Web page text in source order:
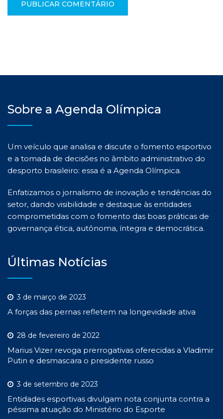
Sobre a Agenda Olímpica
Um veículo que analisa e discute o fomento esportivo
e a tomada de decisões no âmbito administrativo do
desporto brasileiro: essa é a Agenda Olímpica.
Enfatizamos o jornalismo de inovação e tendências do
setor, dando visibilidade e destaque às entidades
comprometidas com o fomento das boas práticas de
governança ética, autônoma, íntegra e democrática.
Últimas Notícias
3 de março de 2023
A forças das pernas refletem na longevidade ativa
28 de fevereiro de 2022
Marius Vizer revoga prerrogativas oferecidas a Vladimir
Putin e desmascara o presidente russo
3 de setembro de 2023
Entidades esportivas divulgam nota conjunta contra a
péssima atuação do Ministério do Esporte